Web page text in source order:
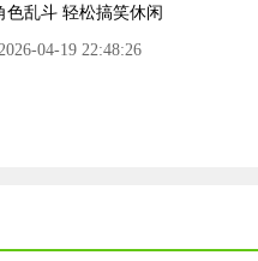
色乱斗 轻松搞笑休闲
04-19 22:48:26